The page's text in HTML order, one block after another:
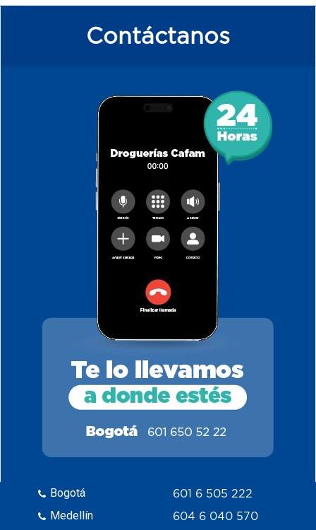
Contáctanos
Bogotá
Medellín
601 6 505 222
604 6 040 570